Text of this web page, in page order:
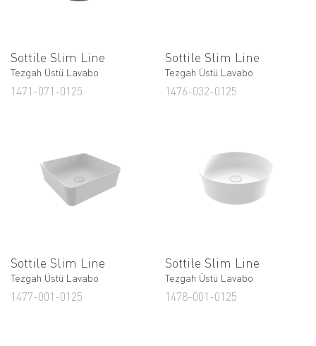
Sottile Slim Line
Tezgah Üstü Lavabo
1471-071-0125
Sottile Slim Line
Tezgah Üstü Lavabo
1476-032-0125
Sottile Slim Line
Tezgah Üstü Lavabo
1477-001-0125
Sottile Slim Line
Tezgah Üstü Lavabo
1478-001-0125